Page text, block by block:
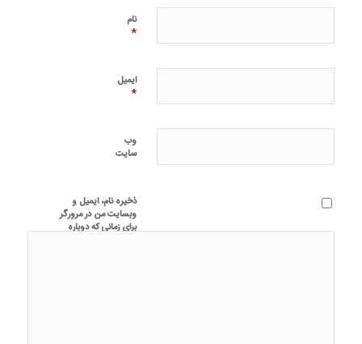
نام
*
ایمیل
*
وب‌
سایت
ذخیره نام، ایمیل و
وبسایت من در مرورگر
برای زمانی که دوباره